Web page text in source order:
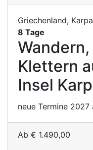
Griechenland,
8 Tage
Wandern,
Klettern
Insel
neue Termine
Ab € 1.490,00